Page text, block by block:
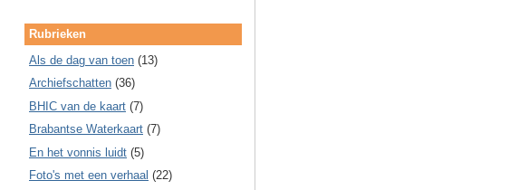
Rubrieken
Als de dag van toen (13)
Archiefschatten (36)
BHIC van de kaart (7)
Brabantse Waterkaart (7)
En het vonnis luidt (5)
Foto's met een verhaal (22)